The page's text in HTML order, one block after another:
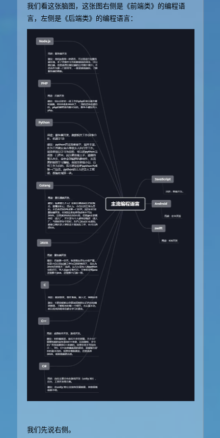
我们看这张脑图，这张图右侧是《前端类》的编程语
言，左侧是《后端类》的编程语言：
我们先说右侧。